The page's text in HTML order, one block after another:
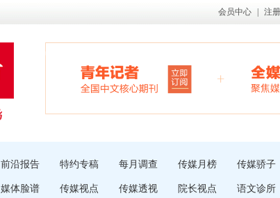
会员中心 注册
前沿报告 特约专稿 每月调查 传媒月榜 传媒骄子
媒体脸谱 传媒视点 传媒透视 院长视点 语文诊所